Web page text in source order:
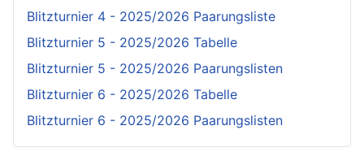
Blitzturnier 4 - 2025/2026 Paarungsliste
Blitzturnier 5 - 2025/2026 Tabelle
Blitzturnier 5 - 2025/2026 Paarungslisten
Blitzturnier 6 - 2025/2026 Tabelle
Blitzturnier 6 - 2025/2026 Paarungslisten